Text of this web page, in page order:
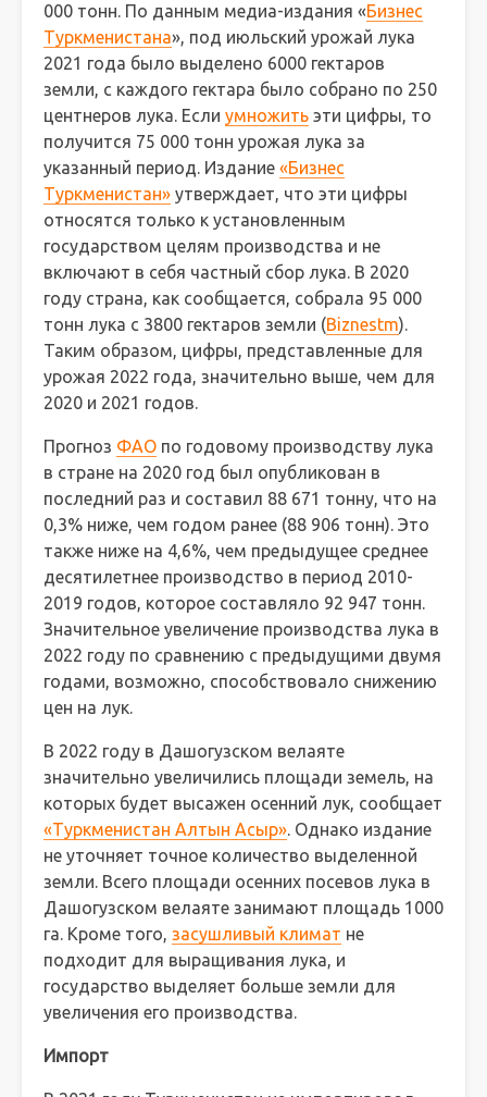
000 тонн. По данным медиа-издания «Бизнес
Туркменистана», под июльский урожай лука
2021 года было выделено 6000 гектаров
земли, с каждого гектара было собрано по 250
центнеров лука. Если умножить эти цифры, то
получится 75 000 тонн урожая лука за
указанный период. Издание «Бизнес
Туркменистан» утверждает, что эти цифры
относятся только к установленным
государством целям производства и не
включают в себя частный сбор лука. В 2020
году страна, как сообщается, собрала 95 000
тонн лука с 3800 гектаров земли (Biznestm).
Таким образом, цифры, представленные для
урожая 2022 года, значительно выше, чем для
2020 и 2021 годов.
Прогноз ФАО по годовому производству лука
в стране на 2020 год был опубликован в
последний раз и составил 88 671 тонну, что на
0,3% ниже, чем годом ранее (88 906 тонн). Это
также ниже на 4,6%, чем предыдущее среднее
десятилетнее производство в период 2010-
2019 годов, которое составляло 92 947 тонн.
Значительное увеличение производства лука в
2022 году по сравнению с предыдущими двумя
годами, возможно, способствовало снижению
цен на лук.
В 2022 году в Дашогузском велаяте
значительно увеличились площади земель, на
которых будет высажен осенний лук, сообщает
«Туркменистан Алтын Асыр». Однако издание
не уточняет точное количество выделенной
земли. Всего площади осенних посевов лука в
Дашогузском велаяте занимают площадь 1000
га. Кроме того, засушливый климат не
подходит для выращивания лука, и
государство выделяет больше земли для
увеличения его производства.
Импорт